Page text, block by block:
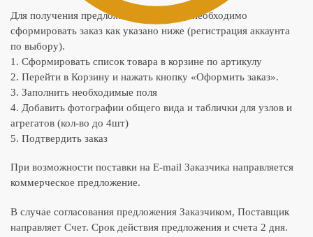
Для получения предложения по товару необходимо
сформировать заказ как указано ниже (регистрация аккаунта
по выбору).
1. Сформировать список товара в корзине по артикулу
2. Перейти в Корзину и нажать кнопку «Оформить заказ».
3. Заполнить необходимые поля
4. Добавить фотографии общего вида и таблички для узлов и
агрегатов (кол-во до 4шт)
5. Подтвердить заказ
При возможности поставки на E-mail Заказчика направляется
коммерческое предложение.
В случае согласования предложения Заказчиком, Поставщик
направляет Счет. Срок действия предложения и счета 2 дня.